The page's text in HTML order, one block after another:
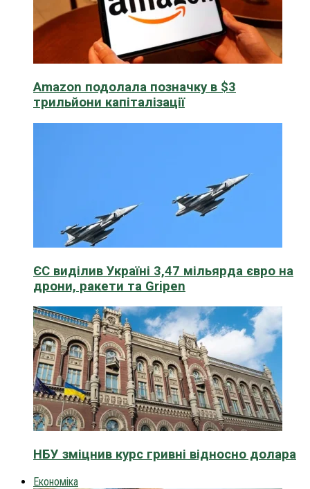
Amazon подолала позначку в $3
трильйони капіталізації
ЄС виділив Україні 3,47 мільярда євро на
дрони, ракети та Gripen
НБУ зміцнив курс гривні відносно долара
Економіка